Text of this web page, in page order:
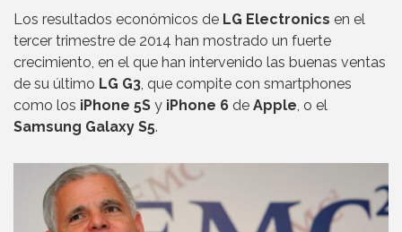
Los resultados económicos de LG Electronics en el
tercer trimestre de 2014 han mostrado un fuerte
crecimiento, en el que han intervenido las buenas ventas
de su último LG G3, que compite con smartphones
como los iPhone 5S y iPhone 6 de Apple, o el
Samsung Galaxy S5.